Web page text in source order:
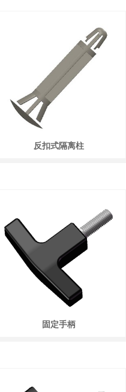
反扣式隔离柱
固定手柄